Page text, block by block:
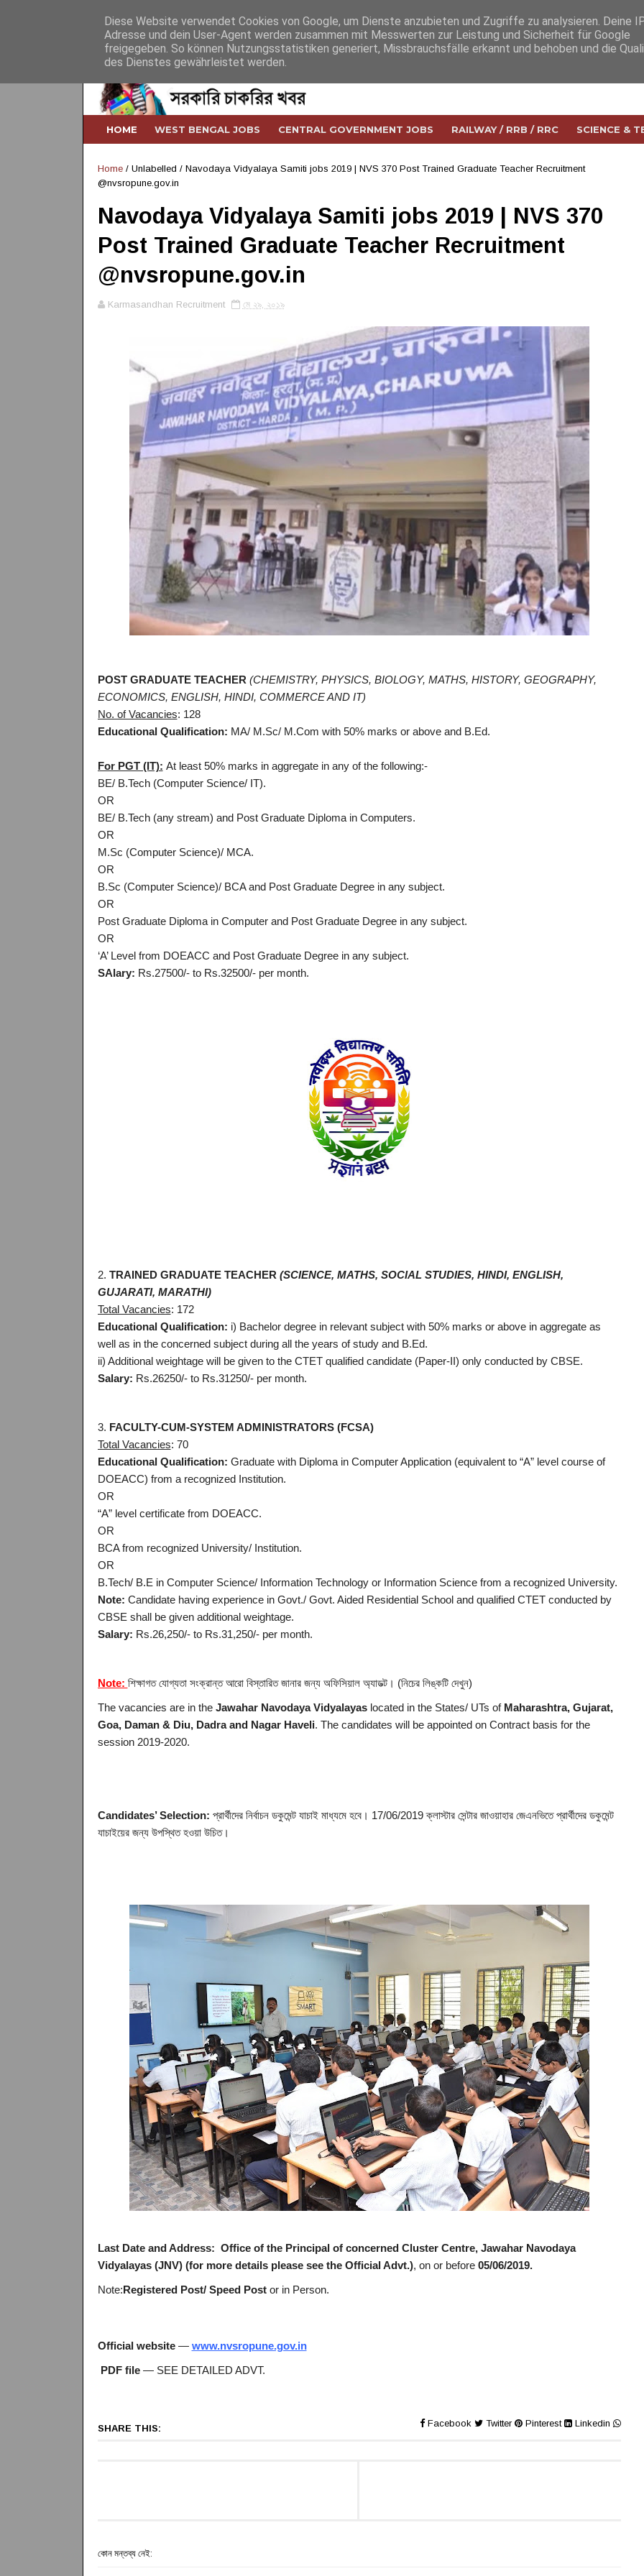
HOME WEST BENGAL JOBS CENTRAL GOVERNMENT JOBS RAILWAY / RRB / RRC SCIENCE &
Home/ Unlabelled / Navodaya Vidyalaya Samiti jobs 2019 | NVS 370 Post Trained Graduate Teacher Recruitment
@nvsropune.gov.in
Navodaya Vidyalaya Samiti jobs 2019 | NVS 370
Post Trained Graduate Teacher Recruitment
@nvsropune.gov.in
Karmasandhan Recruitment মে ২৯, ২০১৯
POST GRADUATE TEACHER (CHEMISTRY, PHYSICS, BIOLOGY, MATHS, HISTORY, GEOGRAPHY,
ECONOMICS, ENGLISH, HINDI, COMMERCE AND IT)
No. of Vacancies: 128
Educational Qualification: MA/ M.Sc/ M.Com with 50% marks or above and B.Ed.
For PGT (IT): At least 50% marks in aggregate in any of the following:-
BE/ B.Tech (Computer Science/ IT).
OR
BE/ B.Tech (any stream) and Post Graduate Diploma in Computers.
OR
M.Sc (Computer Science)/ MCA.
OR
B.Sc (Computer Science)/ BCA and Post Graduate Degree in any subject.
OR
Post Graduate Diploma in Computer and Post Graduate Degree in any subject.
OR
‘A’ Level from DOEACC and Post Graduate Degree in any subject.
SAlary: Rs.27500/- to Rs.32500/- per month.
2. TRAINED GRADUATE TEACHER (SCIENCE, MATHS, SOCIAL STUDIES, HINDI, ENGLISH,
GUJARATI, MARATHI)
Total Vacancies: 172
Educational Qualification: i) Bachelor degree in relevant subject with 50% marks or above in aggregate as
well as in the concerned subject during all the years of study and B.Ed.
ii) Additional weightage will be given to the CTET qualified candidate (Paper-II) only conducted by CBSE.
Salary: Rs.26250/- to Rs.31250/- per month.
3. FACULTY-CUM-SYSTEM ADMINISTRATORS (FCSA)
Total Vacancies: 70
Educational Qualification: Graduate with Diploma in Computer Application (equivalent to “A” level course of
DOEACC) from a recognized Institution.
OR
“A” level certificate from DOEACC.
OR
BCA from recognized University/ Institution.
OR
B.Tech/ B.E in Computer Science/ Information Technology or Information Science from a recognized University.
Note: Candidate having experience in Govt./ Govt. Aided Residential School and qualified CTET conducted by
CBSE shall be given additional weightage.
Salary: Rs.26,250/- to Rs.31,250/- per month.
Note: শিক্ষাগত যোগ্যতা সংক্রান্ত আরো বিস্তারিত জানার জন্য অফিসিয়াল অ্যাডভ্ট। (নিচের লিঙ্কটি দেখুন)
The vacancies are in the Jawahar Navodaya Vidyalayaslocated in the States/ UTs of Maharashtra, Gujarat,
Goa, Daman & Diu, Dadra and Nagar Haveli. The candidates will be appointed on Contract basis for the
session 2019-2020.
Candidates’ Selection: প্রার্থীদের নির্বাচন ডকুমেন্ট যাচাই মাধ্যমে হবে। 17/06/2019 ক্লাস্টার সেন্টার জাওয়াহার জেএনভিতে প্রার্থীদের ডকুমেন্ট
যাচাইয়ের জন্য উপস্থিত হওয়া উচিত।
Last Date and Address: Office of the Principal of concerned Cluster Centre, Jawahar Navodaya
Vidyalayas (JNV) (for more details please see the Official Advt.), on or before 05/06/2019.
Note:Registered Post/ Speed Postor in Person.
Official website— www.nvsropune.gov.in
PDF file— SEE DETAILED ADVT.
SHARE THIS: Facebook Twitter Pinterest Linkedin
কোন মন্তব্য নেই:
Diese Website verwendet Cookies von Google, um Dienste anzubieten und Zugriffe zu analysieren. Deine
Adresse und dein User-Agent werden zusammen mit Messwerten zur Leistung und Sicherheit für Google
freigegeben. So können Nutzungsstatistiken generiert, Missbrauchsfälle erkannt und behoben und die
des Dienstes gewährleistet werden.